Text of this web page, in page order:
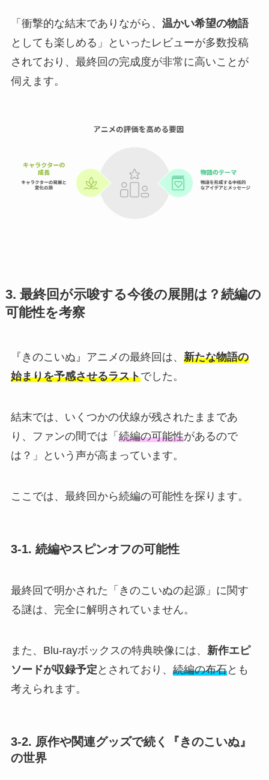
「衝撃的な結末でありながら、 温かい希望の物語
としても楽しめる」といったレビューが多数投稿
されており、最終回の完成度が非常に高いことが
伺えます。
3. 最終回が示唆する今後の展開は？続編の
可能性を考察
『きのこいぬ』アニメの最終回は、 新たな物語の
始まりを予感させるラストでした。
結末では、いくつかの伏線が残されたままであ
り、ファンの間では「 続編の可能性があるので
は？」という声が高まっています。
ここでは、最終回から続編の可能性を探ります。
3-1. 続編やスピンオフの可能性
最終回で明かされた「きのこいぬの起源」に関す
る謎は、完全に解明されていません。
また、Blu-rayボックスの特典映像には、 新作エピ
ソードが収録予定 とされており、 続編の布石とも
考えられます。
3-2. 原作や関連グッズで続く『きのこいぬ』
の世界